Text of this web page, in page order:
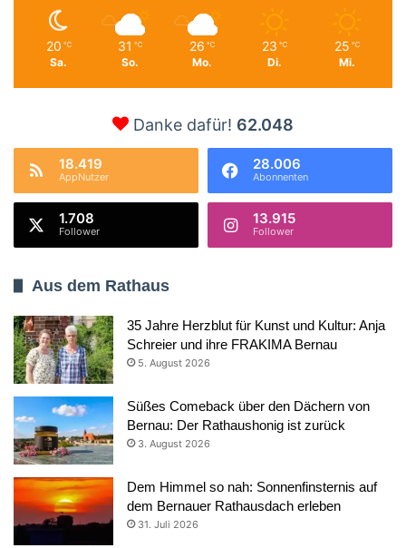
20 ℃
Sa.
31 ℃
So.
26 ℃
Mo.
23 ℃
Di.
25 ℃
Mi.
Danke dafür! 62.048
18.419
AppNutzer
28.006
Abonnenten
1.708
Follower
13.915
Follower
Aus dem Rathaus
35 Jahre Herzblut für Kunst und Kultur: Anja
Schreier und ihre FRAKIMA Bernau
5. August 2026
Süßes Comeback über den Dächern von
Bernau: Der Rathaushonig ist zurück
3. August 2026
Dem Himmel so nah: Sonnenfinsternis auf
dem Bernauer Rathausdach erleben
31. Juli 2026